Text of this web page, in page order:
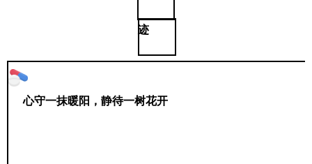
迹
心守一抹暖阳，静待一树花开